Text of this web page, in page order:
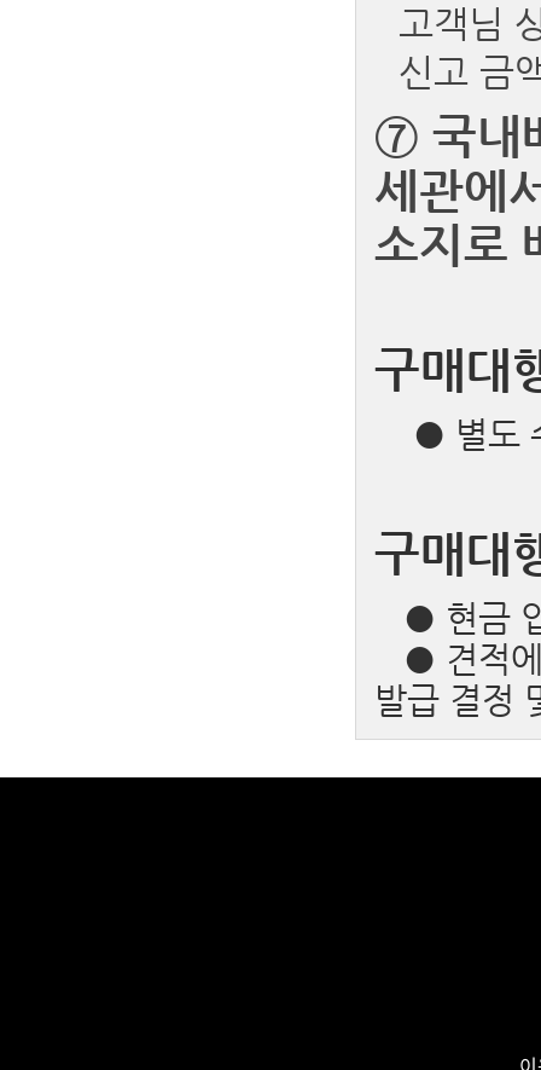
고객님
신고 금
⑦ 국내
세관에
소지로
구매대
● 별도
구매대
● 현금
● 견적에
발급 결정